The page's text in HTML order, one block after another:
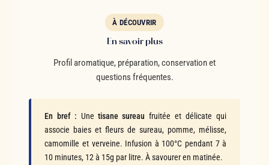
À DÉCOUVRIR
En savoir plus
Profil aromatique, préparation, conservation et
questions fréquentes.
En bref : Unetisane sureau fruitée et délicate qui
associe baies et fleurs de sureau, pomme, mélisse,
camomille et verveine. Infusion à 100°C pendant 7 à
10 minutes, 12 à 15g par litre. À savourer en matinée.